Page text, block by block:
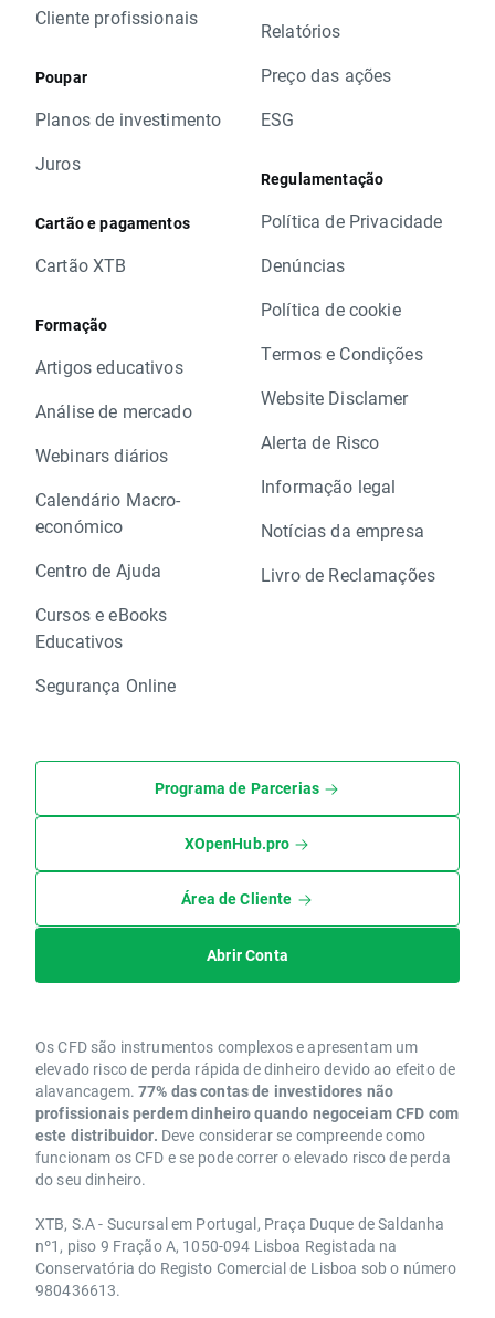
Cliente profissionais
Poupar
Planos de investimento
Juros
Cartão e pagamentos
Cartão XTB
Formação
Artigos educativos
Análise de mercado
Webinars diários
Calendário Macro-
económico
Centro de Ajuda
Cursos e eBooks
Educativos
Segurança Online
Relatórios
Preço das ações
ESG
Regulamentação
Política de Privacidade
Denúncias
Política de cookie
Termos e Condições
Website Disclamer
Alerta de Risco
Informação legal
Notícias da empresa
Livro de Reclamações
Programa de Parcerias
XOpenHub.pro
Área de Cliente
Abrir Conta
Os CFD são instrumentos complexos e apresentam um
elevado risco de perda rápida de dinheiro devido ao efeito de
alavancagem. 77% das contas de investidores não
profissionais perdem dinheiro quando negoceiam CFD com
este distribuidor. Deve considerar se compreende como
funcionam os CFD e se pode correr o elevado risco de perda
do seu dinheiro.
XTB, S.A - Sucursal em Portugal, Praça Duque de Saldanha
nº1, piso 9 Fração A, 1050-094 Lisboa Registada na
Conservatória do Registo Comercial de Lisboa sob o número
980436613.